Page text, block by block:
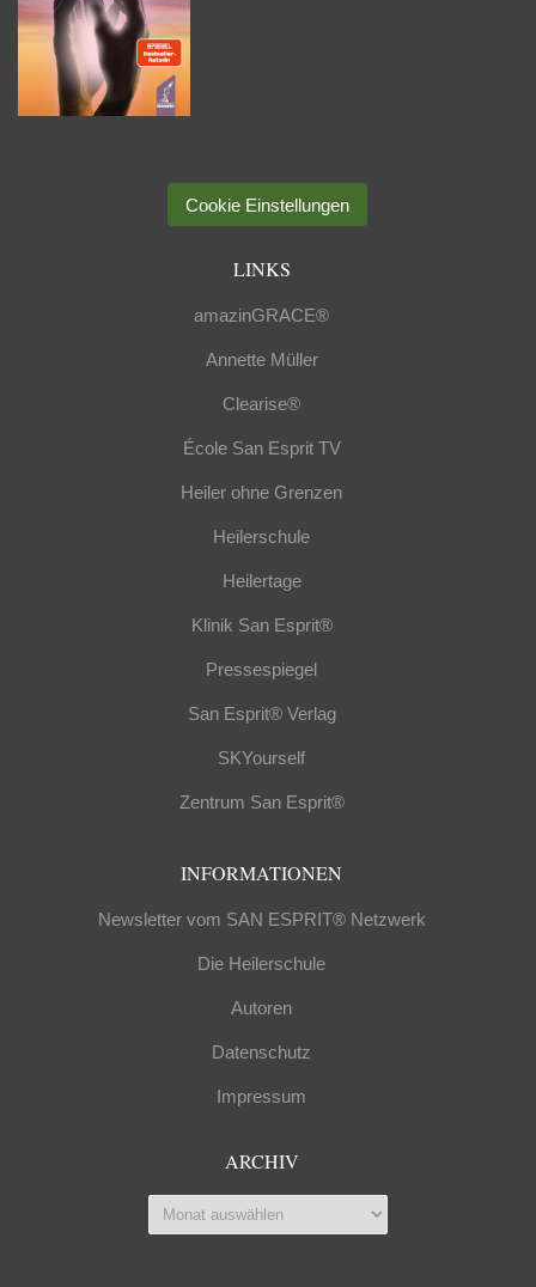
Cookie Einstellungen
LINKS
amazinGRACE®
Annette Müller
Clearise®
École San Esprit TV
Heiler ohne Grenzen
Heilerschule
Heilertage
Klinik San Esprit®
Pressespiegel
San Esprit® Verlag
SKYourself
Zentrum San Esprit®
INFORMATIONEN
Newsletter vom SAN ESPRIT® Netzwerk
Die Heilerschule
Autoren
Datenschutz
Impressum
ARCHIV